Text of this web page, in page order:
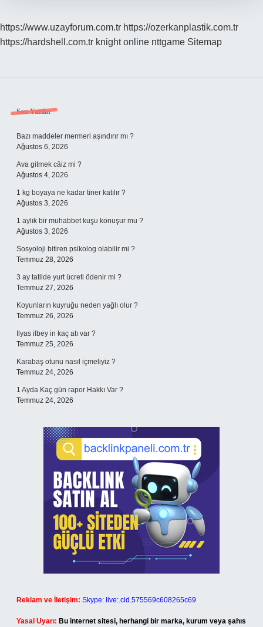
https://www.uzayforum.com.tr https://ozerkanplastik.com.tr
https://hardshell.com.tr knight online nttgame Sitemap
Sidebar
Son Yazılar
Bazı maddeler mermeri aşındırır mı ?
Ağustos 6, 2026
Ava gitmek câiz mi ?
Ağustos 4, 2026
1 kg boyaya ne kadar tiner katılır ?
Ağustos 3, 2026
1 aylık bir muhabbet kuşu konuşur mu ?
Ağustos 3, 2026
Sosyoloji bitiren psikolog olabilir mi ?
Temmuz 28, 2026
3 ay tatilde yurt ücreti ödenir mi ?
Temmuz 27, 2026
Koyunların kuyruğu neden yağlı olur ?
Temmuz 26, 2026
Ilyas ilbey in kaç atı var ?
Temmuz 25, 2026
Karabaş otunu nasıl içmeliyiz ?
Temmuz 24, 2026
1 Ayda Kaç gün rapor Hakkı Var ?
Temmuz 24, 2026
Reklam ve İletişim: Skype: live:.cid.575569c608265c69
Yasal Uyarı: Bu internet sitesi, herhangi bir marka, kurum veya şahıs